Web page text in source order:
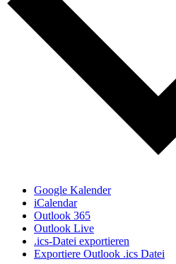
Google Kalender
iCalendar
Outlook 365
Outlook Live
.ics-Datei exportieren
Exportiere Outlook .ics Datei